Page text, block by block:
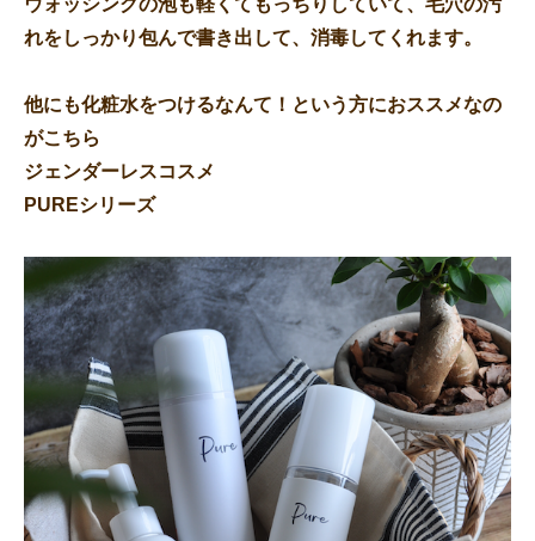
れをしっかり包んで書き出して、消毒してくれます。
他にも化粧水をつけるなんて！という方におススメなの
がこちら
ジェンダーレスコスメ
PUREシリーズ